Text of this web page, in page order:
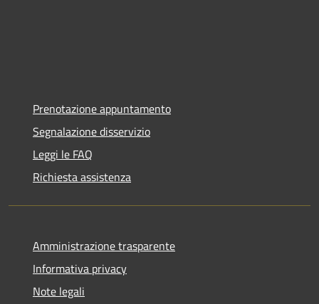
Prenotazione appuntamento
Segnalazione disservizio
Leggi le FAQ
Richiesta assistenza
Amministrazione trasparente
Informativa privacy
Note legali